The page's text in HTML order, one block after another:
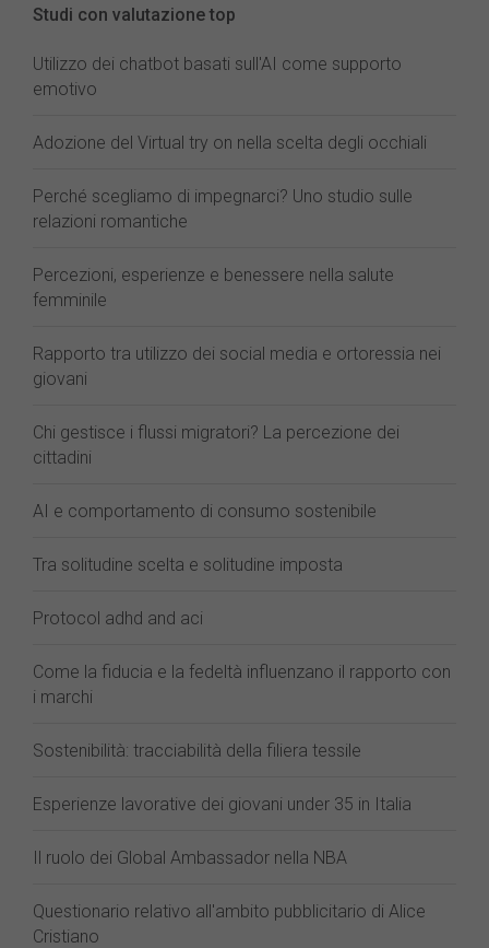
Studi con valutazione top
Utilizzo dei chatbot basati sull'AI come supporto
emotivo
Adozione del Virtual try on nella scelta degli occhiali
Perché scegliamo di impegnarci? Uno studio sulle
relazioni romantiche
Percezioni, esperienze e benessere nella salute
femminile
Rapporto tra utilizzo dei social media e ortoressia nei
giovani
Chi gestisce i flussi migratori? La percezione dei
cittadini
AI e comportamento di consumo sostenibile
Tra solitudine scelta e solitudine imposta
Protocol adhd and aci
Come la fiducia e la fedeltà influenzano il rapporto con
i marchi
Sostenibilità: tracciabilità della filiera tessile
Esperienze lavorative dei giovani under 35 in Italia
Il ruolo dei Global Ambassador nella NBA
Questionario relativo all'ambito pubblicitario di Alice
Cristiano